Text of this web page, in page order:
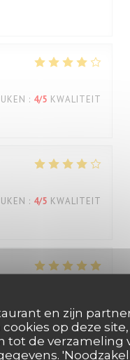
en zijn
op deze
tot de verzameling
: 4/5 KWALITEIT
: 4/5 KWALITEIT